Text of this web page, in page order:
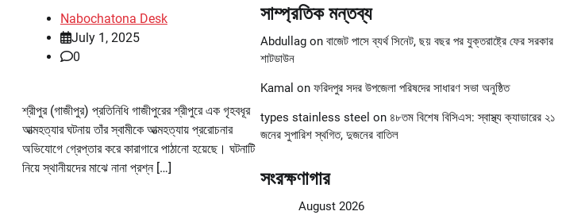
Nabochatona Desk
July 1, 2025
0
শ্রীপুর (গাজীপুর) প্রতিনিধি গাজীপুরের শ্রীপুরে এক গৃহবধূর
আত্মহত্যার ঘটনায় তাঁর স্বামীকে আত্মহত্যায় প্ররোচনার
অভিযোগে গ্রেপ্তার করে কারাগারে পাঠানো হয়েছে। ঘটনাটি
নিয়ে স্থানীয়দের মাঝে নানা প্রশ্ন […]
সাম্প্রতিক মন্তব্য
Abdullagon বাজেট পাসে ব্যর্থ সিনেট, ছয় বছর পর যুক্তরাষ্ট্রে ফের সরকার
শাটডাউন
Kamal on ফরিদপুর সদর উপজেলা পরিষদের সাধারণ সভা অনুষ্ঠিত
types stainless steel on ৪৮তম বিশেষ বিসিএস: স্বাস্থ্য ক্যাডারের ২১
জনের সুপারিশ স্থগিত, দুজনের বাতিল
সংরক্ষণাগার
August 2026